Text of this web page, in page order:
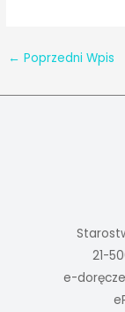
← Poprzedni Wpis
21-
e-